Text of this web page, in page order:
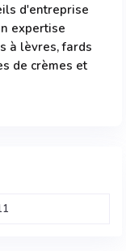
d'entreprise
expertise
à lèvres, fards
de crèmes et